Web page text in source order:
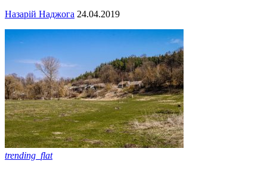
Назарій Наджога 24.04.2019
trending_flat